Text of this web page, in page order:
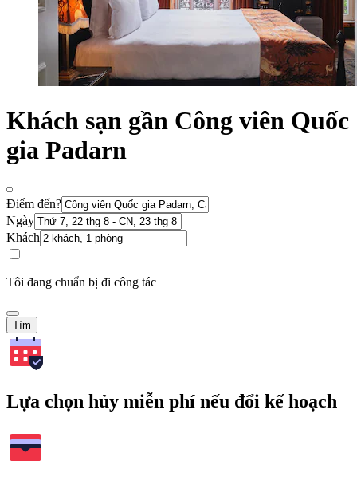
Khách sạn gần Công viên Quốc
gia Padarn
Điểm đến?
Ngày
Khách
Tôi đang chuẩn bị đi công tác
Tìm
Lựa chọn hủy miễn phí nếu đổi kế hoạch